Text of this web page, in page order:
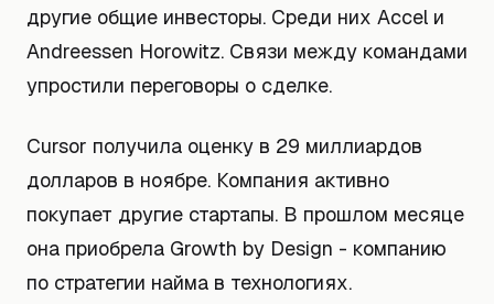
другие общие инвесторы. Среди них Accel и
Andreessen Horowitz. Связи между командами
упростили переговоры о сделке.
Cursor получила оценку в 29 миллиардов
долларов в ноябре. Компания активно
покупает другие стартапы. В прошлом месяце
она приобрела Growth by Design - компанию
по стратегии найма в технологиях.